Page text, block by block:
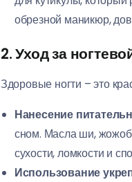
обрезной маникюр,
2. Уход за
Здоровые ногти – это
Нанесение
сном. Масла ши,
сухости, ломкости и
Использование